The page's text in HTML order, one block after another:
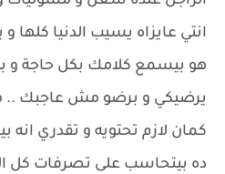
انتي عايزاه يسيب الدنيا كلها
هو بيسمع كلامك بكل حاجة
يرضيكي و برضو مش عاجبك ..
كمان لازم تحتويه و تقدري انه
ده بيتحاسب على تصرفات كل